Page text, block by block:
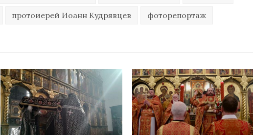
протоиерей Иоанн Кудрявцев фоторепортаж